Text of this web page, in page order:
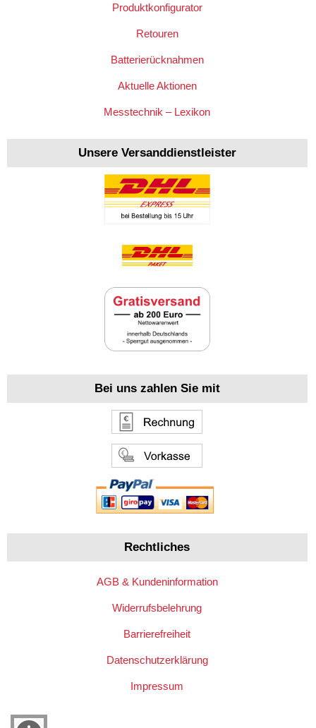
Produktkonfigurator
Retouren
Batterierücknahmen
Aktuelle Aktionen
Messtechnik – Lexikon
Unsere Versanddienstleister
Bei uns zahlen Sie mit
Rechtliches
AGB & Kundeninformation
Widerrufsbelehrung
Barrierefreiheit
Datenschutzerklärung
Impressum